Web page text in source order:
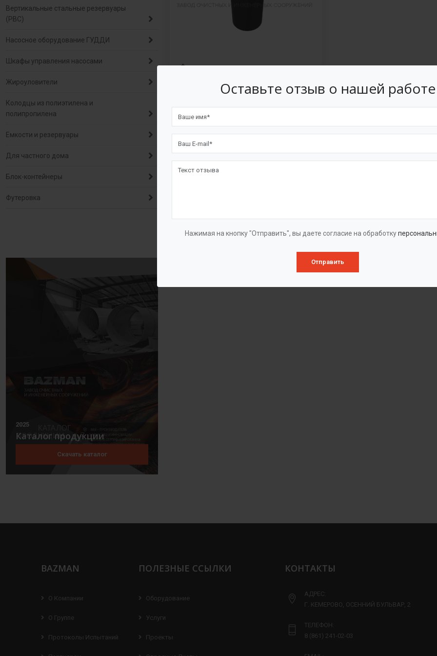
Оставьте отзыв о нашей работе
Нажимая на кнопку "Отправить", вы даете согласие на обработку
Отправить
Вертикальные стальные резервуары
(РВС)
Насосное оборудование ГУДДИ
Шкафы управления насосами
Жироуловители
Колодцы из полиэтилена и
полипропилена
Емкости и резервуары
Для частного дома
Блок-контейнеры
Футеровка
2025
Каталог продукции
Скачать каталог
Фильтры очистки
стока ФОПС
BAZMAN
О Компании
О Группе
Протоколы Испытаний
ПОЛЕЗНЫЕ ССЫЛКИ
Оборудование
Услуги
Проекты
КОНТАКТЫ
АДРЕС:
Г. КЕМЕРОВО, ОСЕННИЙ БУЛЬВАР, 2
ТЕЛЕФОН:
8 (861) 241-02-03